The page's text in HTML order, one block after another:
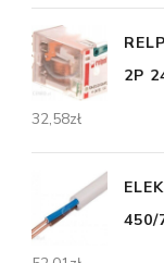
2P
32,58zł
450/